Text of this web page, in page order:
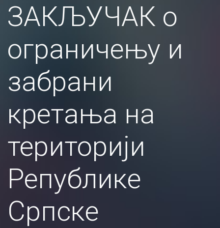
ЗАКЉУЧАК о
ограничењу и
забрани
кретања на
територији
Републике
Српске